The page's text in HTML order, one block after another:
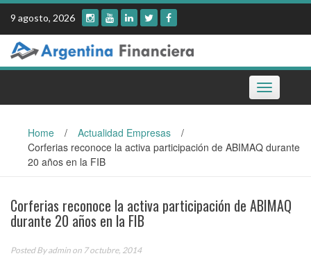
Skip
content
9 agosto, 2026
Toggle
navigation
Home / Actualidad Empresas
/
Corferias reconoce la activa participación de ABIMAQ durante
20 años en la FIB
Corferias reconoce la activa participación de ABIMAQ
durante 20 años en la FIB
Posted Byadmin on 7 octubre, 2014